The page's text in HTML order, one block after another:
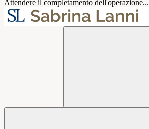
Attendere il completamento dell'operazione...